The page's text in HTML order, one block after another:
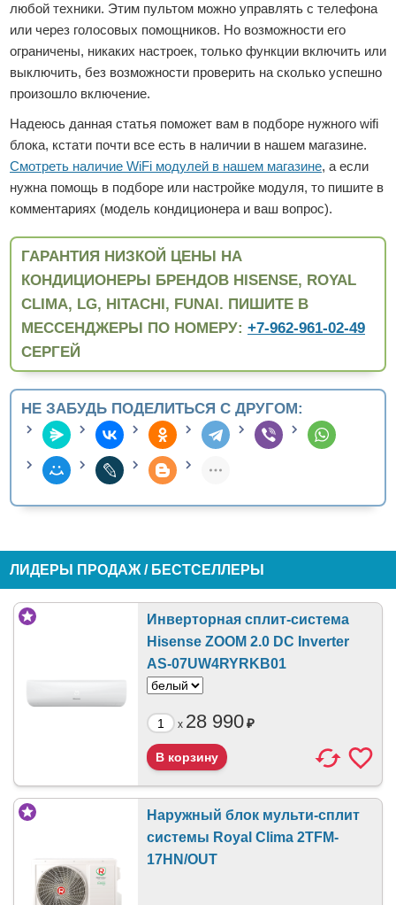
любой техники. Этим пультом можно управлять с телефона
или через голосовых помощников. Но возможности его
ограничены, никаких настроек, только функции включить или
выключить, без возможности проверить на сколько успешно
произошло включение.
Надеюсь данная статья поможет вам в подборе нужного wifi
блока, кстати почти все есть в наличии в нашем магазине.
Смотреть наличие WiFi модулей в нашем магазине, а если
нужна помощь в подборе или настройке модуля, то пишите в
комментариях (модель кондиционера и ваш вопрос).
ГАРАНТИЯ НИЗКОЙ ЦЕНЫ НА
КОНДИЦИОНЕРЫ БРЕНДОВ HISENSE, ROYAL
CLIMA, LG, HITACHI, FUNAI. ПИШИТЕ В
МЕССЕНДЖЕРЫ ПО НОМЕРУ: +7-962-961-02-49
СЕРГЕЙ
НЕ ЗАБУДЬ ПОДЕЛИТЬСЯ С ДРУГОМ:
ЛИДЕРЫ ПРОДАЖ / БЕСТСЕЛЛЕРЫ
Инверторная сплит-система
Hisense ZOOM 2.0 DC Inverter
AS-07UW4RYRKB01
x 28 990₽
Наружный блок мульти-сплит
системы Royal Clima 2TFM-
17HN/OUT